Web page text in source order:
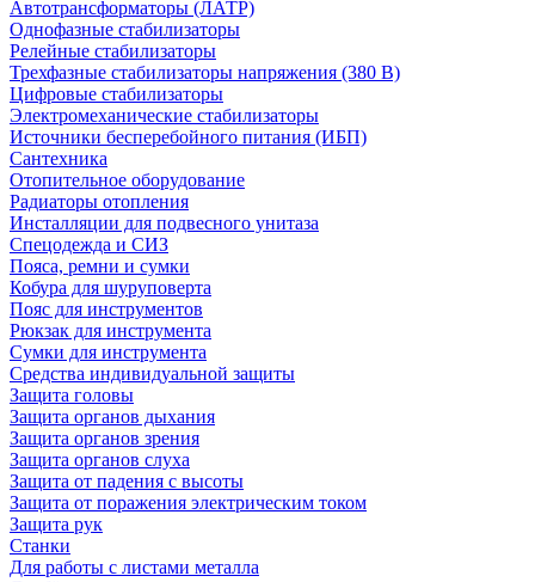
Автотрансформаторы (ЛАТР)
Однофазные стабилизаторы
Релейные стабилизаторы
Трехфазные стабилизаторы напряжения (380 В)
Цифровые стабилизаторы
Электромеханические стабилизаторы
Источники бесперебойного питания (ИБП)
Сантехника
Отопительное оборудование
Радиаторы отопления
Инсталляции для подвесного унитаза
Спецодежда и СИЗ
Пояса, ремни и сумки
Кобура для шуруповерта
Пояс для инструментов
Рюкзак для инструмента
Сумки для инструмента
Средства индивидуальной защиты
Защита головы
Защита органов дыхания
Защита органов зрения
Защита органов слуха
Защита от падения с высоты
Защита от поражения электрическим током
Защита рук
Станки
Для работы с листами металла